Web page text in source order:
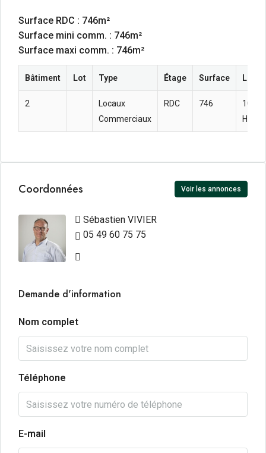
Surface RDC : 746m²
Surface mini comm. : 746m²
Surface maxi comm. : 746m²
Bâtiment Lot Type Étage Surface
2
Locaux
Commerciaux
RDC 746
HC
Coordonnées Voir les annonces
Sébastien VIVIER
05 49 60 75 75
Demande d'information
Nom complet
Téléphone
E-mail